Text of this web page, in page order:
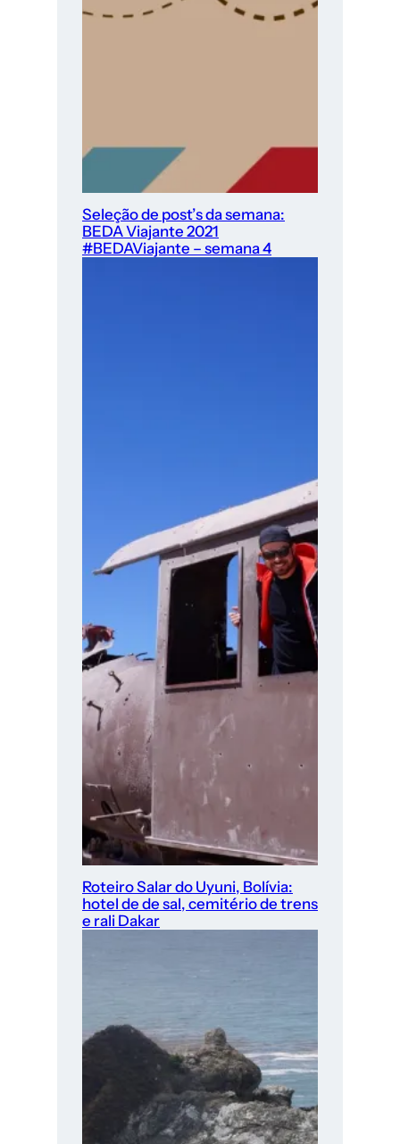
Seleção de post’s da semana:
BEDA Viajante 2021
#BEDAViajante – semana 4
Roteiro Salar do Uyuni, Bolívia:
hotel de de sal, cemitério de trens
e rali Dakar